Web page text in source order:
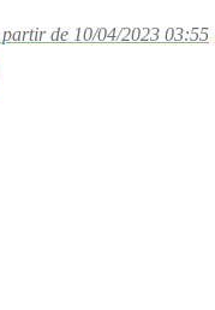
de 10/04/2023 03:55